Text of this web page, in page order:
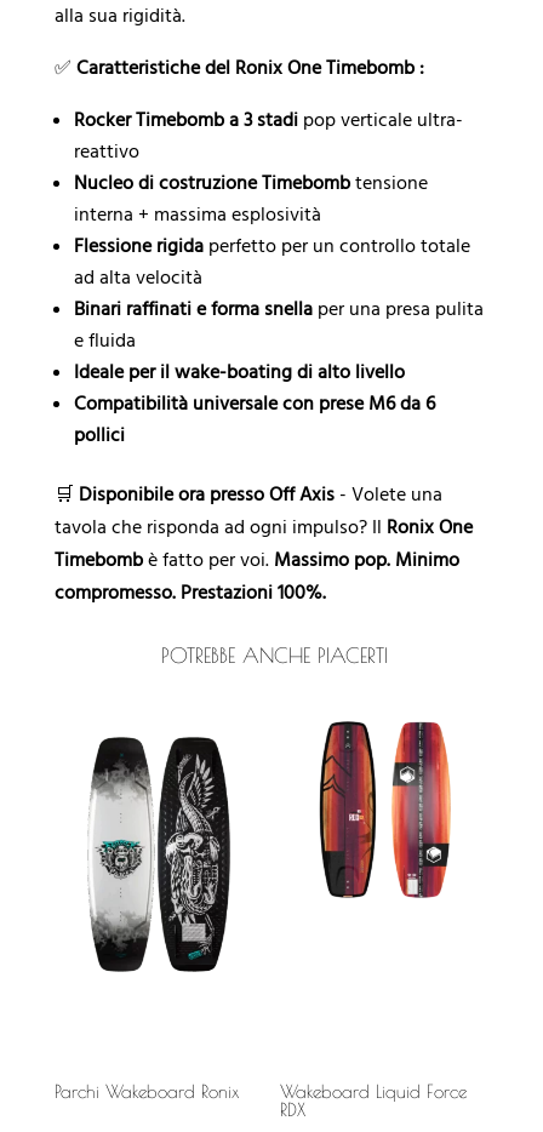
alla sua rigidità.
✅ Caratteristiche del Ronix One Timebomb :
Rocker Timebomb a 3 stadipop verticale ultra-
reattivo
Nucleo di costruzione Timebombtensione
interna + massima esplosività
Flessione rigidaperfetto per un controllo totale
ad alta velocità
Binari raffinati e forma snellaper una presa pulita
e fluida
Ideale per il wake-boating di alto livello
Compatibilità universale con prese M6 da 6
pollici
🛒 Disponibile ora presso Off Axis- Volete una
tavola che risponda ad ogni impulso? Il Ronix One
Timebombè fatto per voi. Massimo pop. Minimo
compromesso. Prestazioni 100%.
POTREBBE ANCHE PIACERTI
Parchi Wakeboard Ronix
Wakeboard Liquid Force
RDX